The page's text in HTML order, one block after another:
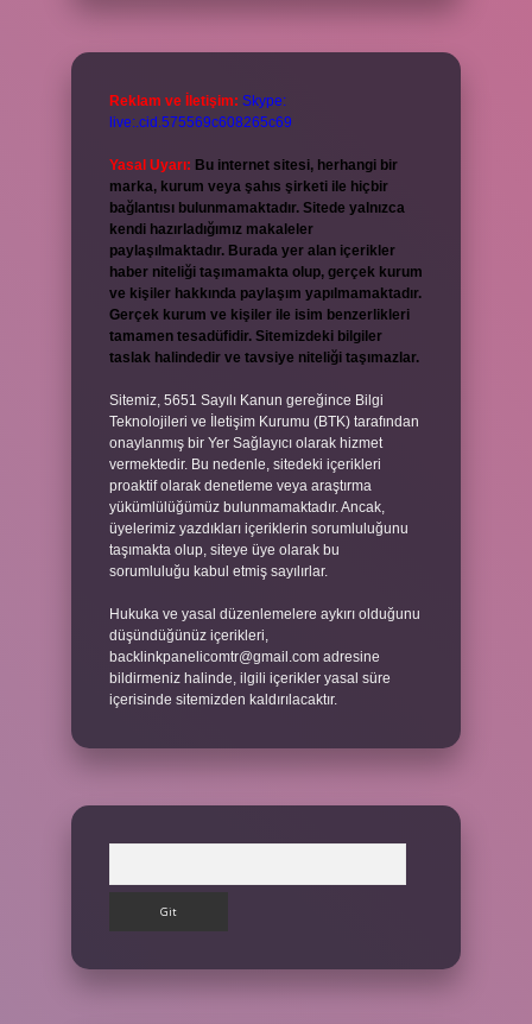
Reklam ve İletişim: Skype:
live:.cid.575569c608265c69
Yasal Uyarı: Bu internet sitesi, herhangi bir
marka, kurum veya şahıs şirketi ile hiçbir
bağlantısı bulunmamaktadır. Sitede yalnızca
kendi hazırladığımız makaleler
paylaşılmaktadır. Burada yer alan içerikler
haber niteliği taşımamakta olup, gerçek kurum
ve kişiler hakkında paylaşım yapılmamaktadır.
Gerçek kurum ve kişiler ile isim benzerlikleri
tamamen tesadüfidir. Sitemizdeki bilgiler
taslak halindedir ve tavsiye niteliği taşımazlar.
Sitemiz, 5651 Sayılı Kanun gereğince Bilgi
Teknolojileri ve İletişim Kurumu (BTK) tarafından
onaylanmış bir Yer Sağlayıcı olarak hizmet
vermektedir. Bu nedenle, sitedeki içerikleri
proaktif olarak denetleme veya araştırma
yükümlülüğümüz bulunmamaktadır. Ancak,
üyelerimiz yazdıkları içeriklerin sorumluluğunu
taşımakta olup, siteye üye olarak bu
sorumluluğu kabul etmiş sayılırlar.
Hukuka ve yasal düzenlemelere aykırı olduğunu
düşündüğünüz içerikleri,
backlinkpanelicomtr@gmail.com adresine
bildirmeniz halinde, ilgili içerikler yasal süre
içerisinde sitemizden kaldırılacaktır.